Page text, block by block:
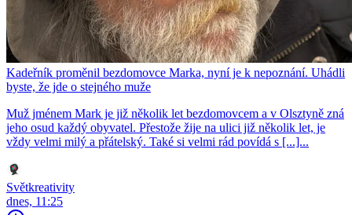
Kadeřník proměnil bezdomovce Marka, nyní je k nepoznání. Uhádli
byste, že jde o stejného muže
Muž jménem Mark je již několik let bezdomovcem a v Olsztyně zná
jeho osud každý obyvatel. Přestože žije na ulici již několik let, je
vždy velmi milý a přátelský. Také si velmi rád povídá s [...]...
Světkreativity
dnes, 11:25